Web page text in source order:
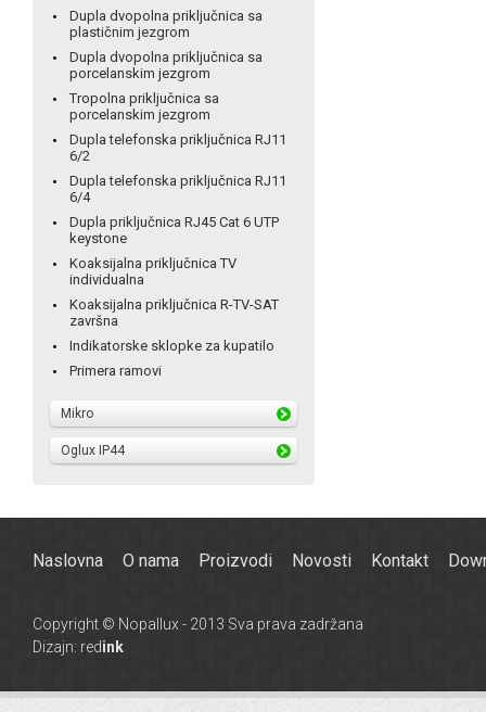
Dupla dvopolna priključnica sa
plastičnim jezgrom
Dupla dvopolna priključnica sa
porcelanskim jezgrom
Tropolna priključnica sa
porcelanskim jezgrom
Dupla telefonska priključnica RJ11
6/2
Dupla telefonska priključnica RJ11
6/4
Dupla priključnica RJ45 Cat 6 UTP
keystone
Koaksijalna priključnica TV
individualna
Koaksijalna priključnica R-TV-SAT
završna
Indikatorske sklopke za kupatilo
Primera ramovi
Mikro
Oglux IP44
Naslovna O nama Proizvodi Novosti Kontakt
Copyright © Nopallux - 2013 Sva prava zadržana
Dizajn: redink